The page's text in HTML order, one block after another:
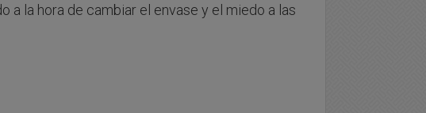
a la hora de cambiar el envase y el miedo a las